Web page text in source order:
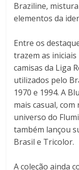
Braziline,
elementos da
Entre os
trazem as iniciais
camisas da Liga
utilizados pelo
1970 e 1994. A
mais casual,
universo do
também lançou
Brasil e Tricolor.
A coleção ainda